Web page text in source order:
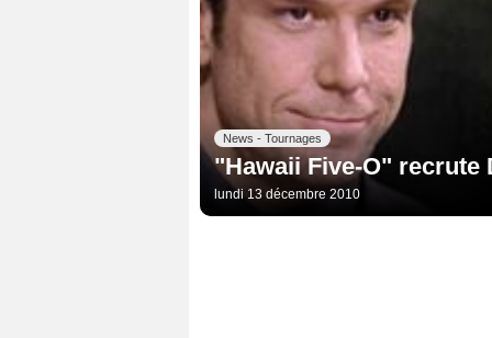
News - Tournages
"Hawaii Five-O" recrute
lundi 13 décembre 2010